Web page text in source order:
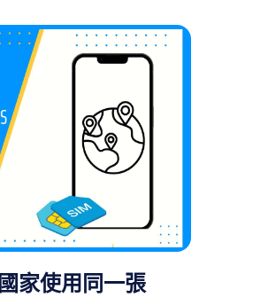
接內建於裝置中。與實體卡
儲存電信商資訊，讓您只需
立即啟用行動方案。 現代手
eSIM功能，無需更換實體卡
。此技術特別適合旅行者即
並相容於最新款iPhone、三
及智慧手錶。 II. eSIM能否
家使用同一張